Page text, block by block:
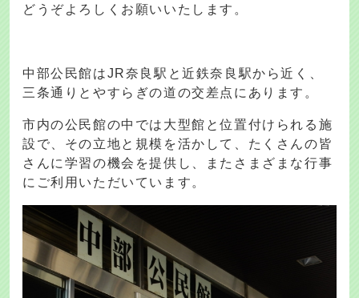
どうぞよろしくお願いいたします。
中部公民館はJR奈良駅と近鉄奈良駅から近く、
三条通りとやすらぎの道の交差点にあります。
市内の公民館の中では大型館と位置付けられる施
設で、その立地と規模を活かして、たくさんの皆
さんに学習の機会を提供し、またさまざまな行事
にご利用いただいています。